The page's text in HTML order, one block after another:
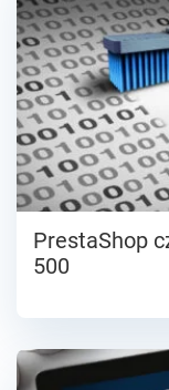
PrestaShop
500